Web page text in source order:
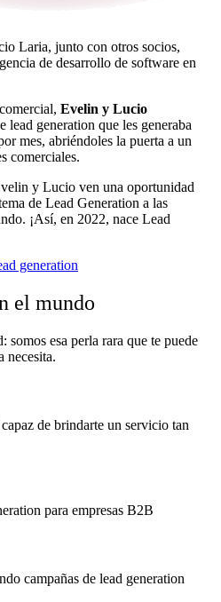
Laria, junto con otros socios,
de desarrollo de software en
Evelin y Lucio
lead generation que les generaba
mes, abriéndoles la puerta a un
comerciales.
y Lucio ven una oportunidad
de Lead Generation a las
¡Así, en 2022, nace Lead
generation
el mundo
esa perla rara que te puede
necesita.
de brindarte un servicio tan
para empresas B2B
campañas de lead generation